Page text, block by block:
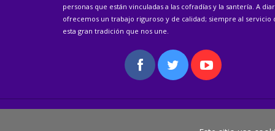
personas que están vinculadas a las cofradías y la santería. A
ofrecemos un trabajo riguroso y de calidad; siempre al servicio
esta gran tradición que nos une.